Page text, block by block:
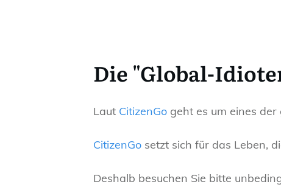
Die "Global-
Laut CitizenGo geht es um eines
CitizenGo setzt sich für das Leben,
Deshalb besuchen Sie bitte